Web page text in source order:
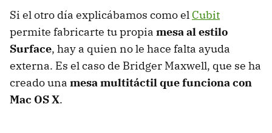
Si el otro día explicábamos como el Cubit
permite fabricarte tu propia mesa al estilo
Surface, hay a quien no le hace falta ayuda
externa. Es el caso de Bridger Maxwell, que se ha
creado una mesa multitáctil que funciona con
Mac OS X.